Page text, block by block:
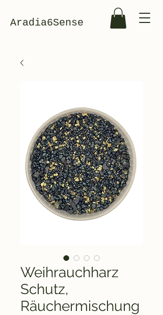
Aradia6Sense
Weihrauchharz
Schutz,
Räuchermischung